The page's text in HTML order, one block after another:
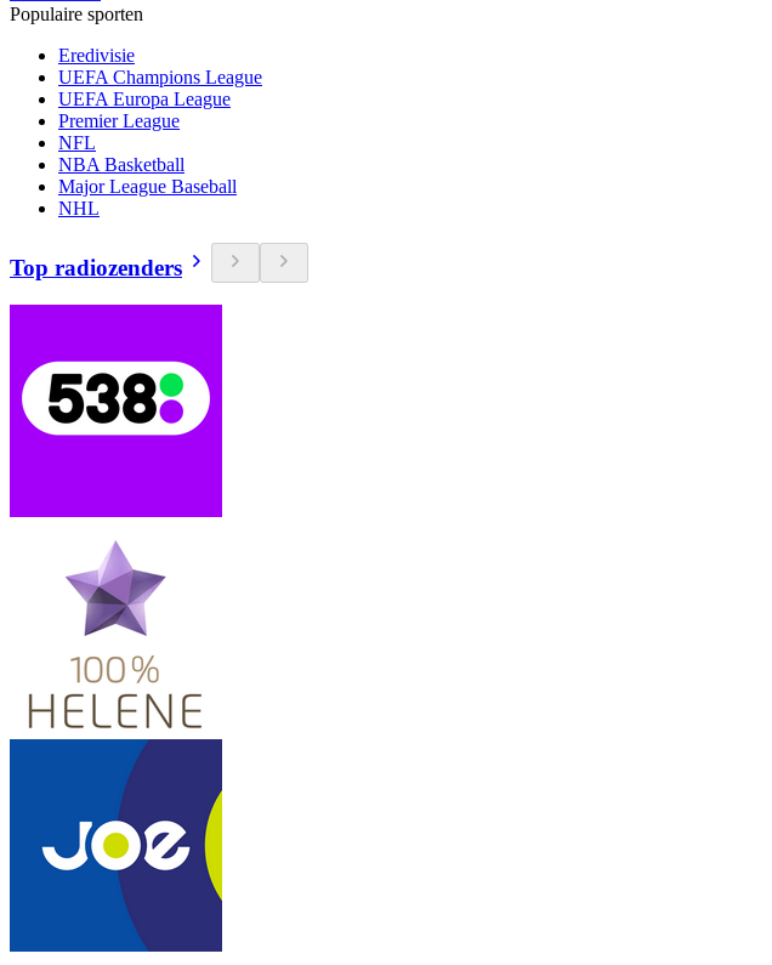
Populaire sporten
Eredivisie
UEFA Champions League
UEFA Europa League
Premier League
NFL
NBA Basketball
Major League Baseball
NHL
Top radiozenders